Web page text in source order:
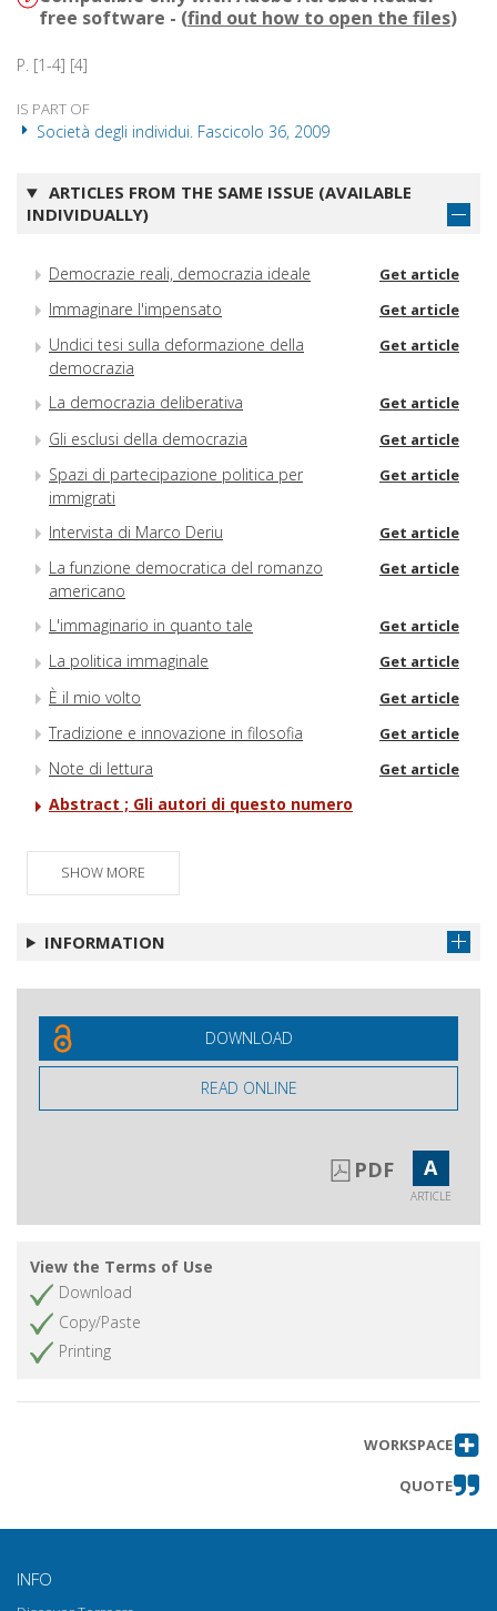
free software - (find out how to open the files)
P. [1-4] [4]
IS PART OF
Società degli individui. Fascicolo 36, 2009
ARTICLES FROM THE SAME ISSUE (AVAILABLE
INDIVIDUALLY)
Democrazie reali, democrazia ideale Get article
Immaginare l'impensato Get article
Undici tesi sulla deformazione della
democrazia
Get article
La democrazia deliberativa Get article
Gli esclusi della democrazia Get article
Spazi di partecipazione politica per
immigrati
Get article
Intervista di Marco Deriu Get article
La funzione democratica del romanzo
americano
Get article
L'immaginario in quanto tale Get article
La politica immaginale Get article
È il mio volto Get article
Tradizione e innovazione in filosofia Get article
Note di lettura Get article
Abstract ; Gli autori di questo numero
SHOW MORE
INFORMATION
DOWNLOAD
READ ONLINE
PDF A
ARTICLE
View the Terms of Use
Download
Copy/Paste
Printing
WORKSPACE
QUOTE
INFO